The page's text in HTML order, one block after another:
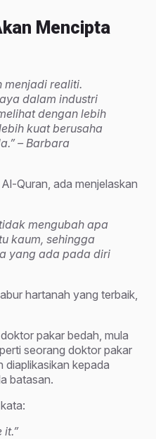
Mencipta
menjadi realiti.
dalam industri
dengan lebih
kuat berusaha
– Barbara
Quran, ada menjelaskan
mengubah apa
kaum, sehingga
yang ada pada diri
hartanah yang terbaik,
pakar bedah, mula
seorang doktor pakar
diaplikasikan kepada
batasan.
it.”